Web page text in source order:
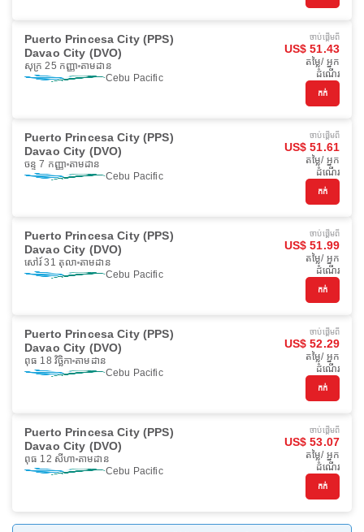
Puerto Princesa City (PPS)
Davao City (DVO)
សុក្រ 25 កញ្ញា តាមដាន
Cebu Pacific
ចាប់ផ្ដើមពី
US$ 51.43
តម្លៃ/ អ្នក
ដំណើរ
កក់
Puerto Princesa City (PPS)
Davao City (DVO)
ចន្ទ 7 កញ្ញា តាមដាន
Cebu Pacific
ចាប់ផ្ដើមពី
US$ 51.61
តម្លៃ/ អ្នក
ដំណើរ
កក់
Puerto Princesa City (PPS)
Davao City (DVO)
សៅរ៍ 31 តុលា តាមដាន
Cebu Pacific
ចាប់ផ្ដើមពី
US$ 51.99
តម្លៃ/ អ្នក
ដំណើរ
កក់
Puerto Princesa City (PPS)
Davao City (DVO)
ពុធ 18 វិច្ឆិកា តាមដាន
Cebu Pacific
ចាប់ផ្ដើមពី
US$ 52.29
តម្លៃ/ អ្នក
ដំណើរ
កក់
Puerto Princesa City (PPS)
Davao City (DVO)
ពុធ 12 សីហា តាមដាន
Cebu Pacific
ចាប់ផ្ដើមពី
US$ 53.07
តម្លៃ/ អ្នក
ដំណើរ
កក់